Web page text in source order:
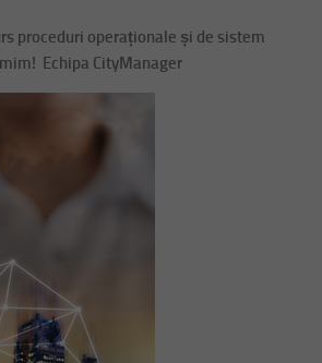
proceduri operaționale și de sistem
Echipa CityManager